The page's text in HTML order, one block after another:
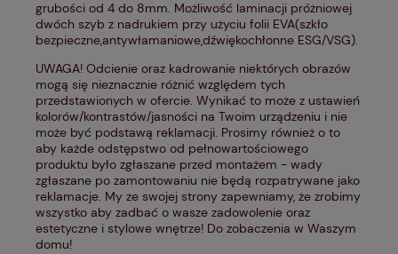
grubości od 4 do 8mm. Możliwość laminacji próżniowej
dwóch szyb z nadrukiem przy użyciu folii EVA(szkło
bezpieczne,antywłamaniowe,dźwiękochłonne ESG/VSG).
UWAGA! Odcienie oraz kadrowanie niektórych obrazów
mogą się nieznacznie różnić względem tych
przedstawionych w ofercie. Wynikać to może z ustawień
kolorów/kontrastów/jasności na Twoim urządzeniu i nie
może być podstawą reklamacji. Prosimy również o to
aby każde odstępstwo od pełnowartościowego
produktu było zgłaszane przed montażem - wady
zgłaszane po zamontowaniu nie będą rozpatrywane jako
reklamacje. My ze swojej strony zapewniamy, że zrobimy
wszystko aby zadbać o wasze zadowolenie oraz
estetyczne i stylowe wnętrze! Do zobaczenia w Waszym
domu!